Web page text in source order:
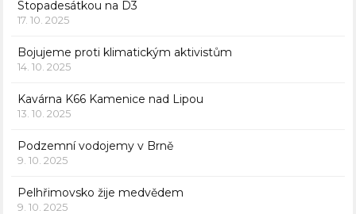
Stopadesátkou na D3
17. 10. 2025
Bojujeme proti klimatickým aktivistům
14. 10. 2025
Kavárna K66 Kamenice nad Lipou
13. 10. 2025
Podzemní vodojemy v Brně
9. 10. 2025
Pelhřimovsko žije medvědem
9. 10. 2025